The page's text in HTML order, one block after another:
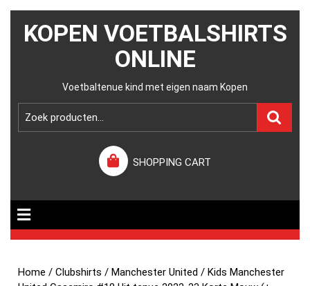
KOPEN VOETBALSHIRTS
ONLINE
Voetbaltenue kind met eigen naam Kopen
SHOPPING CART
Home /Clubshirts /Manchester United / Kids Manchester